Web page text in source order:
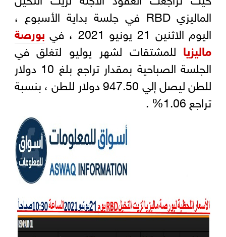
الماليزي RBD في جلسة بداية الأسبوع ،
اليوم الاثنين 21 يونيو 2021 ، في
بورصة
ماليزيا للمشتقات لشهر يوليو لتغلق في
الجلسة الصباحية بمقدار تراجع بلغ 10 دولار
للطن ليصل إلي 947.50 دولار للطن ، بنسبة
تراجع 1.06% .